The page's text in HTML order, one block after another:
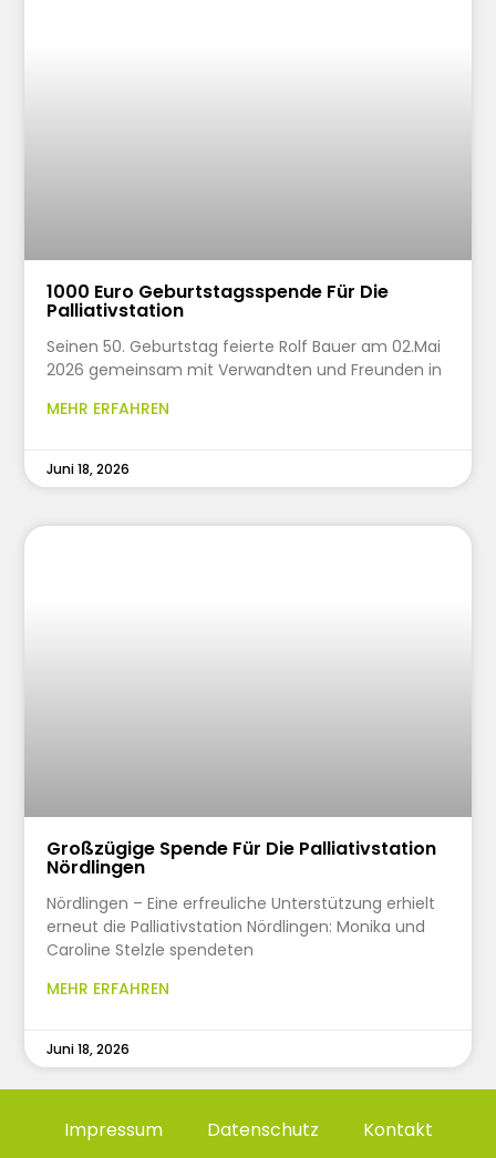
1000 Euro Geburtstagsspende Für Die
Palliativstation
Seinen 50. Geburtstag feierte Rolf Bauer am 02.Mai
2026 gemeinsam mit Verwandten und Freunden in
MEHR ERFAHREN
Juni 18, 2026
Großzügige Spende Für Die Palliativstation
Nördlingen
Nördlingen – Eine erfreuliche Unterstützung erhielt
erneut die Palliativstation Nördlingen: Monika und
Caroline Stelzle spendeten
MEHR ERFAHREN
Juni 18, 2026
Impressum Datenschutz Kontakt